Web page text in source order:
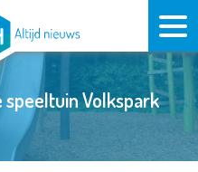
Volkspark